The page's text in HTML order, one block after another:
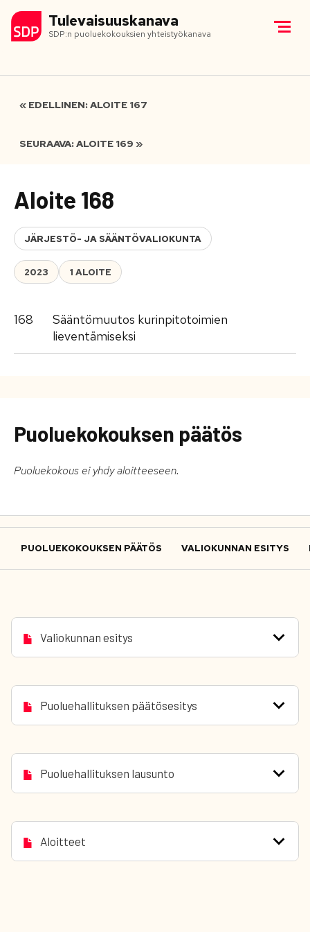
Tulevaisuuskanava
SDP:n puoluekokouksien yhteistyökanava
« EDELLINEN: ALOITE 167
SEURAAVA: ALOITE 169 »
Aloite 168
JÄRJESTÖ- JA SÄÄNTÖVALIOKUNTA
2023 1 ALOITE
168
Sääntömuutos kurinpitotoimien
lieventämiseksi
Puoluekokouksen päätös
Puoluekokous ei yhdy aloitteeseen.
PUOLUEKOKOUKSEN PÄÄTÖS VALIOKUNNAN ESITYS
Valiokunnan esitys
Puoluehallituksen päätösesitys
Puoluehallituksen lausunto
Aloitteet